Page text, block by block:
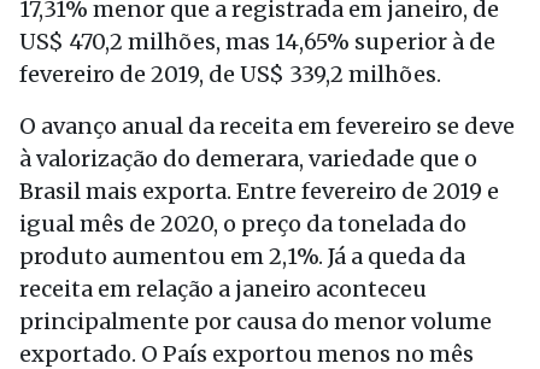
17,31% menor que a registrada em janeiro, de
US$ 470,2 milhões, mas 14,65% superior à de
fevereiro de 2019, de US$ 339,2 milhões.
O avanço anual da receita em fevereiro se deve
à valorização do demerara, variedade que o
Brasil mais exporta. Entre fevereiro de 2019 e
igual mês de 2020, o preço da tonelada do
produto aumentou em 2,1%. Já a queda da
receita em relação a janeiro aconteceu
principalmente por causa do menor volume
exportado. O País exportou menos no mês